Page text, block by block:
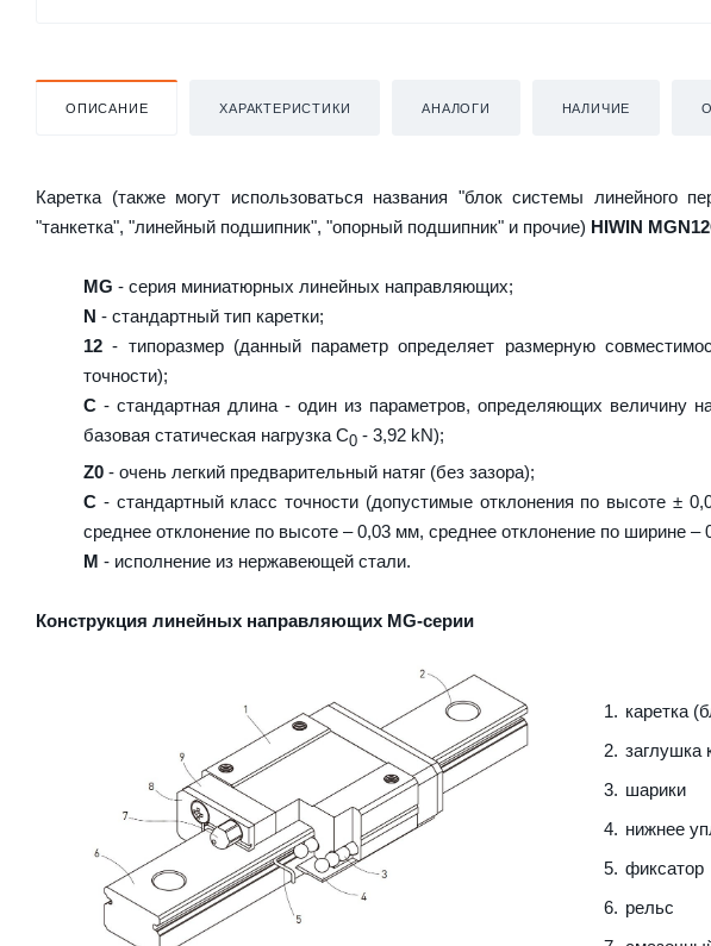
ОПИСАНИЕ ХАРАКТЕРИСТИКИ АНАЛОГИ НАЛИЧИЕ
Каретка (также могут использоваться названия "блок системы линейного
"танкетка", "линейный подшипник", "опорный подшипник" и прочие) HIWIN
MG - серия миниатюрных линейных направляющих;
N - стандартный тип каретки;
12 - типоразмер (данный параметр определяет размерную
точности);
C - стандартная длина - один из параметров, определяющих величину
базовая статическая нагрузка С0 - 3,92 kN);
Z0 - очень легкий предварительный натяг (без зазора);
C - стандартный класс точности (допустимые отклонения по высоте ±
среднее отклонение по высоте – 0,03 мм, среднее отклонение по ширине –
M - исполнение из нержавеющей стали.
Конструкция линейных направляющих MG-серии
каретка
заглушка
шарики
нижнее
фиксатор
рельс